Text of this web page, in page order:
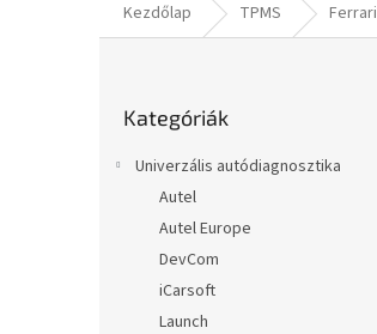
Kezdőlap
TPMS Ferrari
átugrása
Kategóriák
Univerzális autódiagnosztika
Autel
Autel Europe
DevCom
iCarsoft
Launch